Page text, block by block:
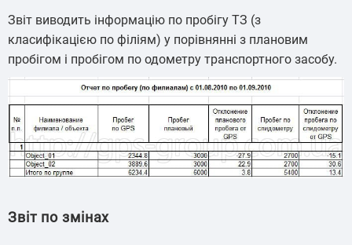
Звіт виводить інформацію по пробігу ТЗ (з
класифікацією по філіям) у порівнянні з плановим
пробігом і пробігом по одометру транспортного засобу.
Звіт по змінах